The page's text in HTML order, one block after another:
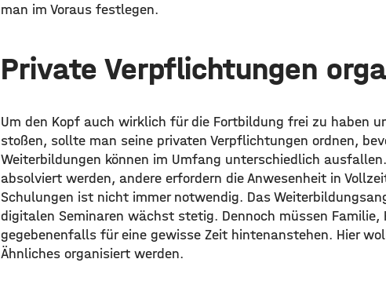
man im Voraus festlegen.
Private Verpflichtungen
Um den Kopf auch wirklich für die Fortbildung frei zu haben
stoßen, sollte man seine privaten Verpflichtungen ordnen,
Weiterbildungen können im Umfang unterschiedlich
absolviert werden, andere erfordern die Anwesenheit in
Schulungen ist nicht immer notwendig. Das
digitalen Seminaren wächst stetig. Dennoch müssen Familie,
gegebenenfalls für eine gewisse Zeit hintenanstehen. Hier
Ähnliches organisiert werden.